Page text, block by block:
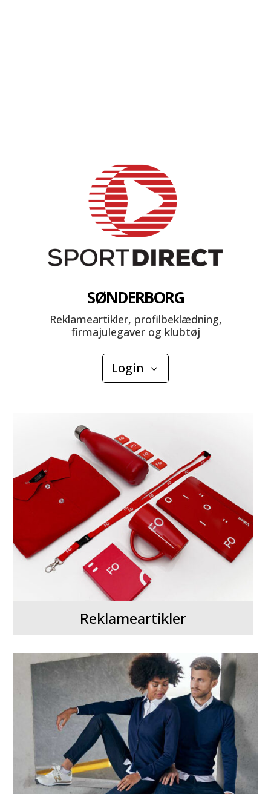
SØNDERBORG
Reklameartikler, profilbeklædning,
firmajulegaver og klubtøj
Login
Reklameartikler